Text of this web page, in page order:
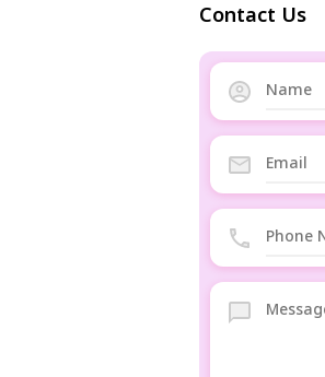
Contact Us